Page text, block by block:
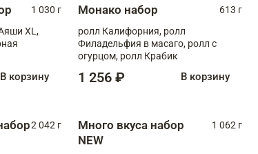
1 030 г
XL,
В корзину
Монако набор
613 г
ролл Калифорния, ролл
Филадельфия в масаго, ролл с
огурцом, ролл Крабик
1 256 ₽ В корзину
2 042 г
Много вкуса набор
NEW
1 062 г